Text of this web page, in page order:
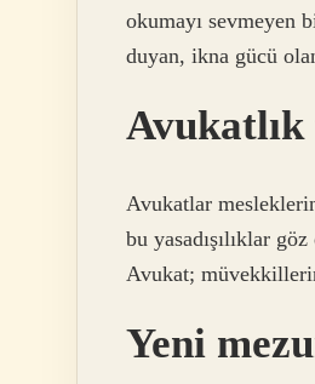
okumayı sevmeyen
duyan, ikna gücü
Avukatlar
bu yasadışılıklar
Avukat;
Yeni